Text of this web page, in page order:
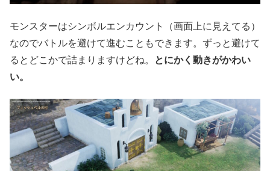
モンスターはシンボルエンカウント（画面上に見えてる）
なのでバトルを避けて進むこともできます。ずっと避けて
るとどこかで詰まりますけどね。
とにかく動きがかわい
い。